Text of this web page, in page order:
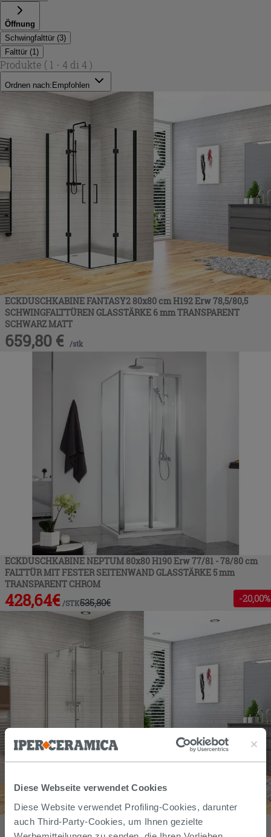
Diese Webseite verwendet Cookies
Diese Website verwendet Profiling-Cookies, darunter
auch Third-Party-Cookies, um Ihnen gezielte
Öffnung
Schwingfalttür (3)
Falttür (1 )
Produkte ( 1 - 4 di 4 )
Ordnen nach: Empfohlen
ECKDUSCHKABINE FANTASY2 80x80 cm H192 Erw 78,5/80,5
SCHWINGFALTTÜREN GLASSTÄRKE 6 mm TRANSPARENT
SCHWARZ MATT
659,80 € /stk
ECKDUSCHKABINE NEPTUM 80x80 H190 Erw 77/81 - 78/80 cm
FALTTÜR MIT FESTER SEITENWAND GLASSTÄRKE 5 mm
TRANSPARENT CHROM
428,64€ /STK535,80€ -20,00%
ECKDUSCHKABINE FANTASY2 80x80 H192 Erw 77,8/79,8 - 78/80
cm SCHWINGFALTTÜR FESTER SEITENWAND GLASSTÄRKE 6